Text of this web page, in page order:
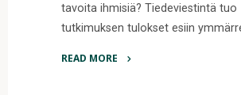
tavoita ihmisiä? Tiedeviestintä tuo
tutkimuksen tulokset esiin
READ MORE